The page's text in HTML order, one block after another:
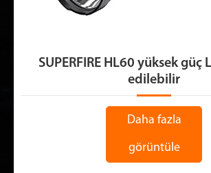
SUPERFIRE HL60 yüksek güç
edilebilir
Daha fazla
görüntüle